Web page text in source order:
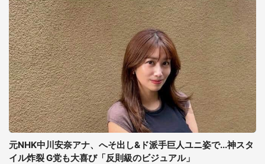
元NHK中川安奈アナ、へそ出し&ド派手巨人ユニ姿で...神スタ
イル炸裂 G党も大喜び「反則級のビジュアル」